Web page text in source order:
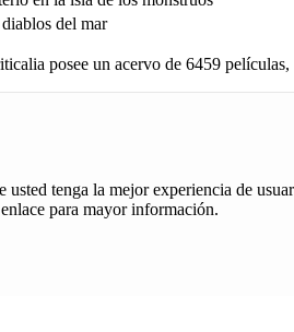
del mar
posee un acervo de 6459
tenga la mejor experiencia de
para mayor información.